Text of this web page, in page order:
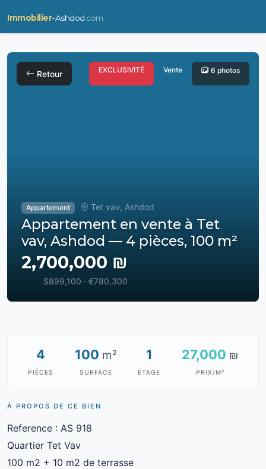
Immobilier-Ashdod .com
Retour EXCLUSIVITÉ Vente 6 photos
Appartement Tet vav, Ashdod
Appartement en vente à Tet
vav, Ashdod — 4 pièces, 100 m²
2,700,000 ₪
$899,100 · €780,300
4
PIÈCES
100 m²
SURFACE
1
ÉTAGE
27,000 ₪
PRIX/M²
À PROPOS DE CE BIEN
Reference : AS 918
Quartier Tet Vav
100 m2 + 10 m2 de terrasse